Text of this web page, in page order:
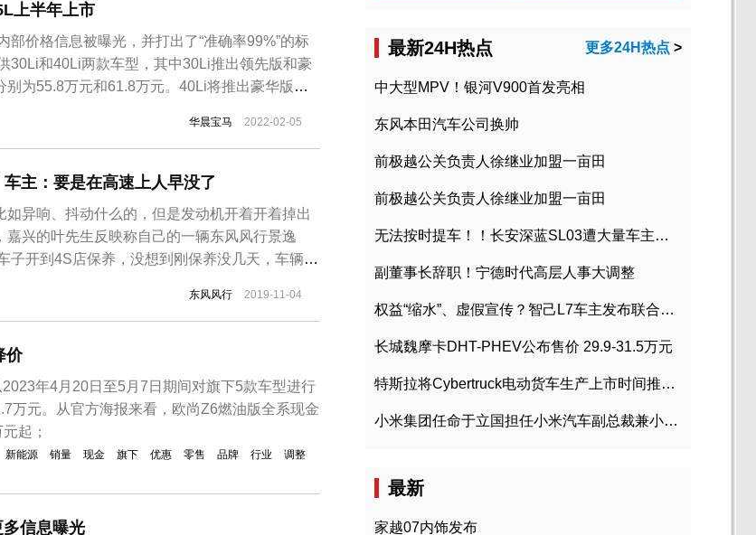
上半年上市
部价格信息被曝光，并打出了“准确率99%”的标
30Li和40Li两款车型，其中30Li推出领先版和豪
为55.8万元和61.8万元。40Li将推出豪华版和
之前，以上消息仅限参考。去年12月，华晨宝
华晨宝马 2022-02-05
主：要是在高速上人早没了
异响、抖动什么的，但是发动机开着开着掉出
兴的叶先生反映称自己的一辆东风风行景逸
子开到4S店保养，没想到刚保养没几天，车辆的
了几年的时间了，车况一直不错，没出过交通事
漏油，自己刚...
东风风行 2019-11-04
价
年4月20日至5月7日期间对旗下5款车型进行
万元。从官方海报来看，欧尚Z6燃油版全系现金
起；
新能源 销量 现金 旗下 优惠 零售 品牌 行业
调整
信息曝光
最新24H热点 更多24H热点 >
中大型MPV！银河V900首发亮相
东风本田汽车公司换帅
前极越公关负责人徐继业加盟一亩田
前极越公关负责人徐继业加盟一亩田
无法按时提车！！长安深蓝SL03遭大量车主投诉
副董事长辞职！宁德时代高层人事大调整
权益“缩水”、虚假宣传？智己L7车主发布联合维权声明
长城魏摩卡DHT-PHEV公布售价 29.9-31.5万元
特斯拉将Cybertruck电动货车生产上市时间推迟到2023年初
小米集团任命于立国担任小米汽车副总裁兼小米汽车北京总部政委
最新
家越07内饰发布